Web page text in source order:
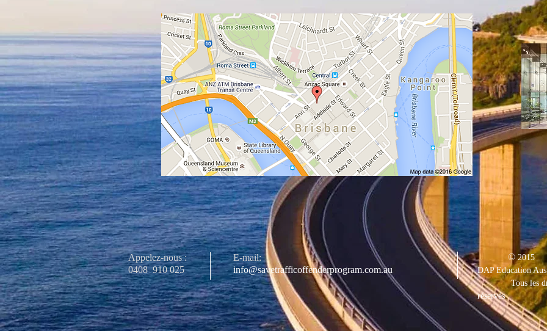
Appelez-nous :
0408 910 025
E-mail:
info@savetrafficoffenderprogram.com.au
©2015
DAP Education
Tous les
réservés